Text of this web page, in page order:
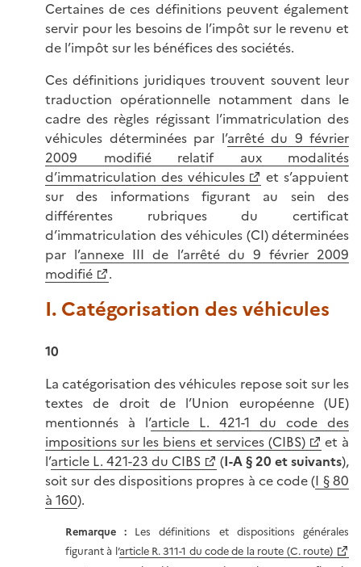
Certaines de ces définitions peuvent également
servir pour les besoins de l’impôt sur le revenu et
de l’impôt sur les bénéfices des sociétés.
Ces définitions juridiques trouvent souvent leur
traduction opérationnelle notamment dans le
cadre des règles régissant l’immatriculation des
véhicules déterminées par l’arrêté du 9 février
2009 modifié relatif aux modalités
d’immatriculation des véhicules
et s’appuient
sur des informations figurant au sein des
différentes rubriques du certificat
d’immatriculation des véhicules (CI) déterminées
par l’annexe III de l’arrêté du 9 février 2009
modifié
.
I. Catégorisation des véhicules
10
La catégorisation des véhicules repose soit sur les
textes de droit de l’Union européenne (UE)
mentionnés à l’article L. 421-1 du code des
impositions sur les biens et services (CIBS)
et à
l’article L. 421-23 du CIBS (I-A § 20 et suivants),
soit sur des dispositions propres à ce code (I § 80
à 160).
Remarque : Les définitions et dispositions générales
figurant à l’article R. 311-1 du code de la route (C. route)